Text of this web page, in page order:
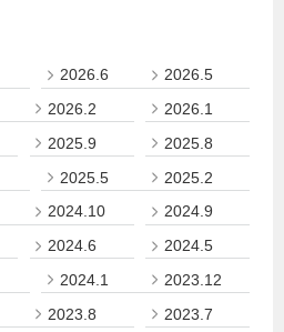
2026.6
2026.5
2026.2
2026.1
2025.9
2025.8
2025.5
2025.2
2024.10
2024.9
2024.6
2024.5
2024.1
2023.12
2023.8
2023.7